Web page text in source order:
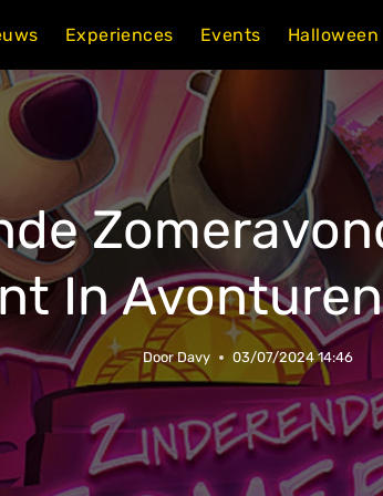
Experiences Events Halloween
In
Door Davy 03/07/2024 14:46